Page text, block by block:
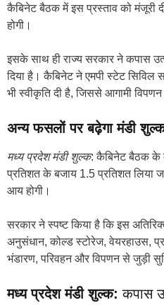
कैबिनेट बैठक में इस प्रस्ताव को मंजूरी
होगी।
इसके साथ ही राज्य सरकार ने कपास
दिया है। कैबिनेट ने एमपी स्टेट सिविल
भी स्वीकृति दी है, जिससे आगामी
अन्य फसलों पर बढ़ेगा मंडी
मध्य प्रदेश मंडी शुल्क: कैबिनेट बैठक के
प्रतिशत के बजाय 1.5 प्रतिशत लिया
आय होगी।
सरकार ने स्पष्ट किया है कि इस
अनुसंधान, कोल्ड स्टोरेज, वेयरहाउस,
भंडारण, परिवहन और विपणन से जुड़ी
मध्य प्रदेश मंडी शुल्क:कपास